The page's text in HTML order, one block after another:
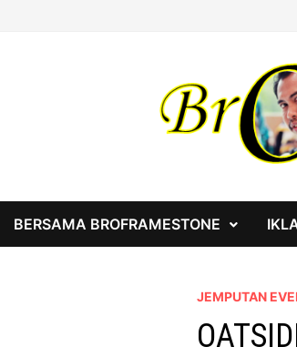
BERSAMA BROFRAMESTONE
JEMPUTAN